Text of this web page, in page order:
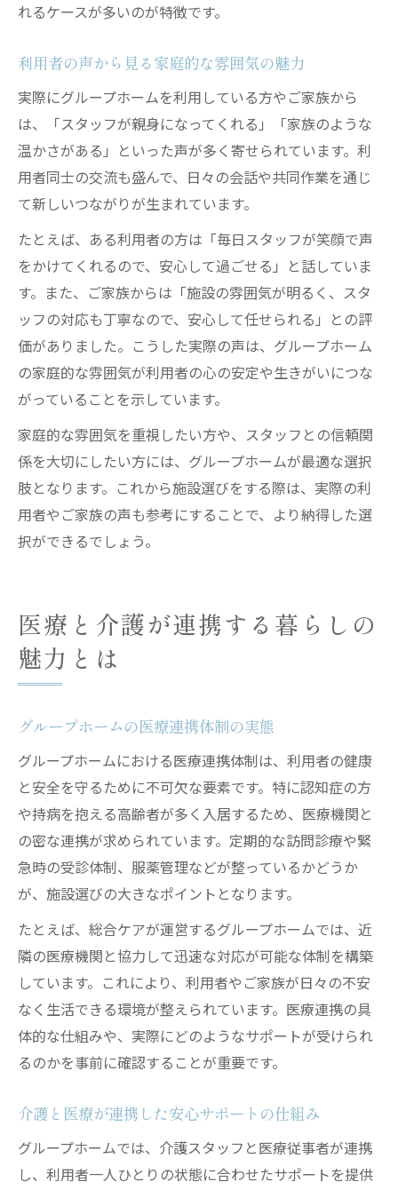
れるケースが多いのが特徴です。
利用者の声から見る家庭的な雰囲気の魅力
実際にグループホームを利用している方やご家族から
は、「スタッフが親身になってくれる」「家族のような
温かさがある」といった声が多く寄せられています。利
用者同士の交流も盛んで、日々の会話や共同作業を通じ
て新しいつながりが生まれています。
たとえば、ある利用者の方は「毎日スタッフが笑顔で声
をかけてくれるので、安心して過ごせる」と話していま
す。また、ご家族からは「施設の雰囲気が明るく、スタ
ッフの対応も丁寧なので、安心して任せられる」との評
価がありました。こうした実際の声は、グループホーム
の家庭的な雰囲気が利用者の心の安定や生きがいにつな
がっていることを示しています。
家庭的な雰囲気を重視したい方や、スタッフとの信頼関
係を大切にしたい方には、グループホームが最適な選択
肢となります。これから施設選びをする際は、実際の利
用者やご家族の声も参考にすることで、より納得した選
択ができるでしょう。
医療と介護が連携する暮らしの
魅力とは
グループホームの医療連携体制の実態
グループホームにおける医療連携体制は、利用者の健康
と安全を守るために不可欠な要素です。特に認知症の方
や持病を抱える高齢者が多く入居するため、医療機関と
の密な連携が求められています。定期的な訪問診療や緊
急時の受診体制、服薬管理などが整っているかどうか
が、施設選びの大きなポイントとなります。
たとえば、総合ケアが運営するグループホームでは、近
隣の医療機関と協力して迅速な対応が可能な体制を構築
しています。これにより、利用者やご家族が日々の不安
なく生活できる環境が整えられています。医療連携の具
体的な仕組みや、実際にどのようなサポートが受けられ
るのかを事前に確認することが重要です。
介護と医療が連携した安心サポートの仕組み
グループホームでは、介護スタッフと医療従事者が連携
し、利用者一人ひとりの状態に合わせたサポートを提供